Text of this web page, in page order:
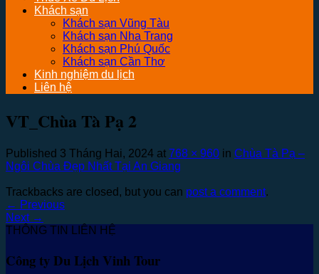
Khách sạn
Khách sạn Vũng Tàu
Khách sạn Nha Trang
Khách sạn Phú Quốc
Khách sạn Cần Thơ
Kinh nghiệm du lịch
Liên hệ
VT_Chùa Tà Pạ 2
Published 3 Tháng Hai, 2024 at 768 × 960 in Chùa Tà Pạ –
Ngôi Chùa Đẹp Nhất Tại An Giang
Trackbacks are closed, but you can post a comment.
← Previous
Next →
THÔNG TIN LIÊN HỆ
Công ty Du Lịch Vinh Tour